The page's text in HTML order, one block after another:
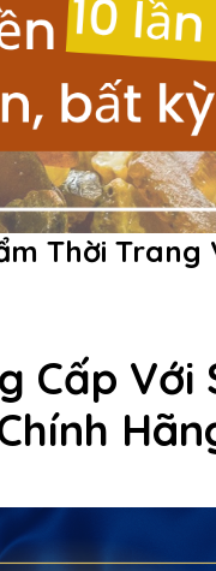
Thời Trang
Cấp Với